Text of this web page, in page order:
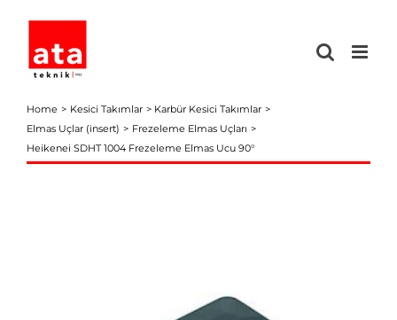
content
Home Kesici Takımlar
Karbür Kesici Takımlar
Elmas Uçlar (insert)
Frezeleme Elmas Uçları
Heikenei SDHT 1004 Frezeleme Elmas Ucu 90°